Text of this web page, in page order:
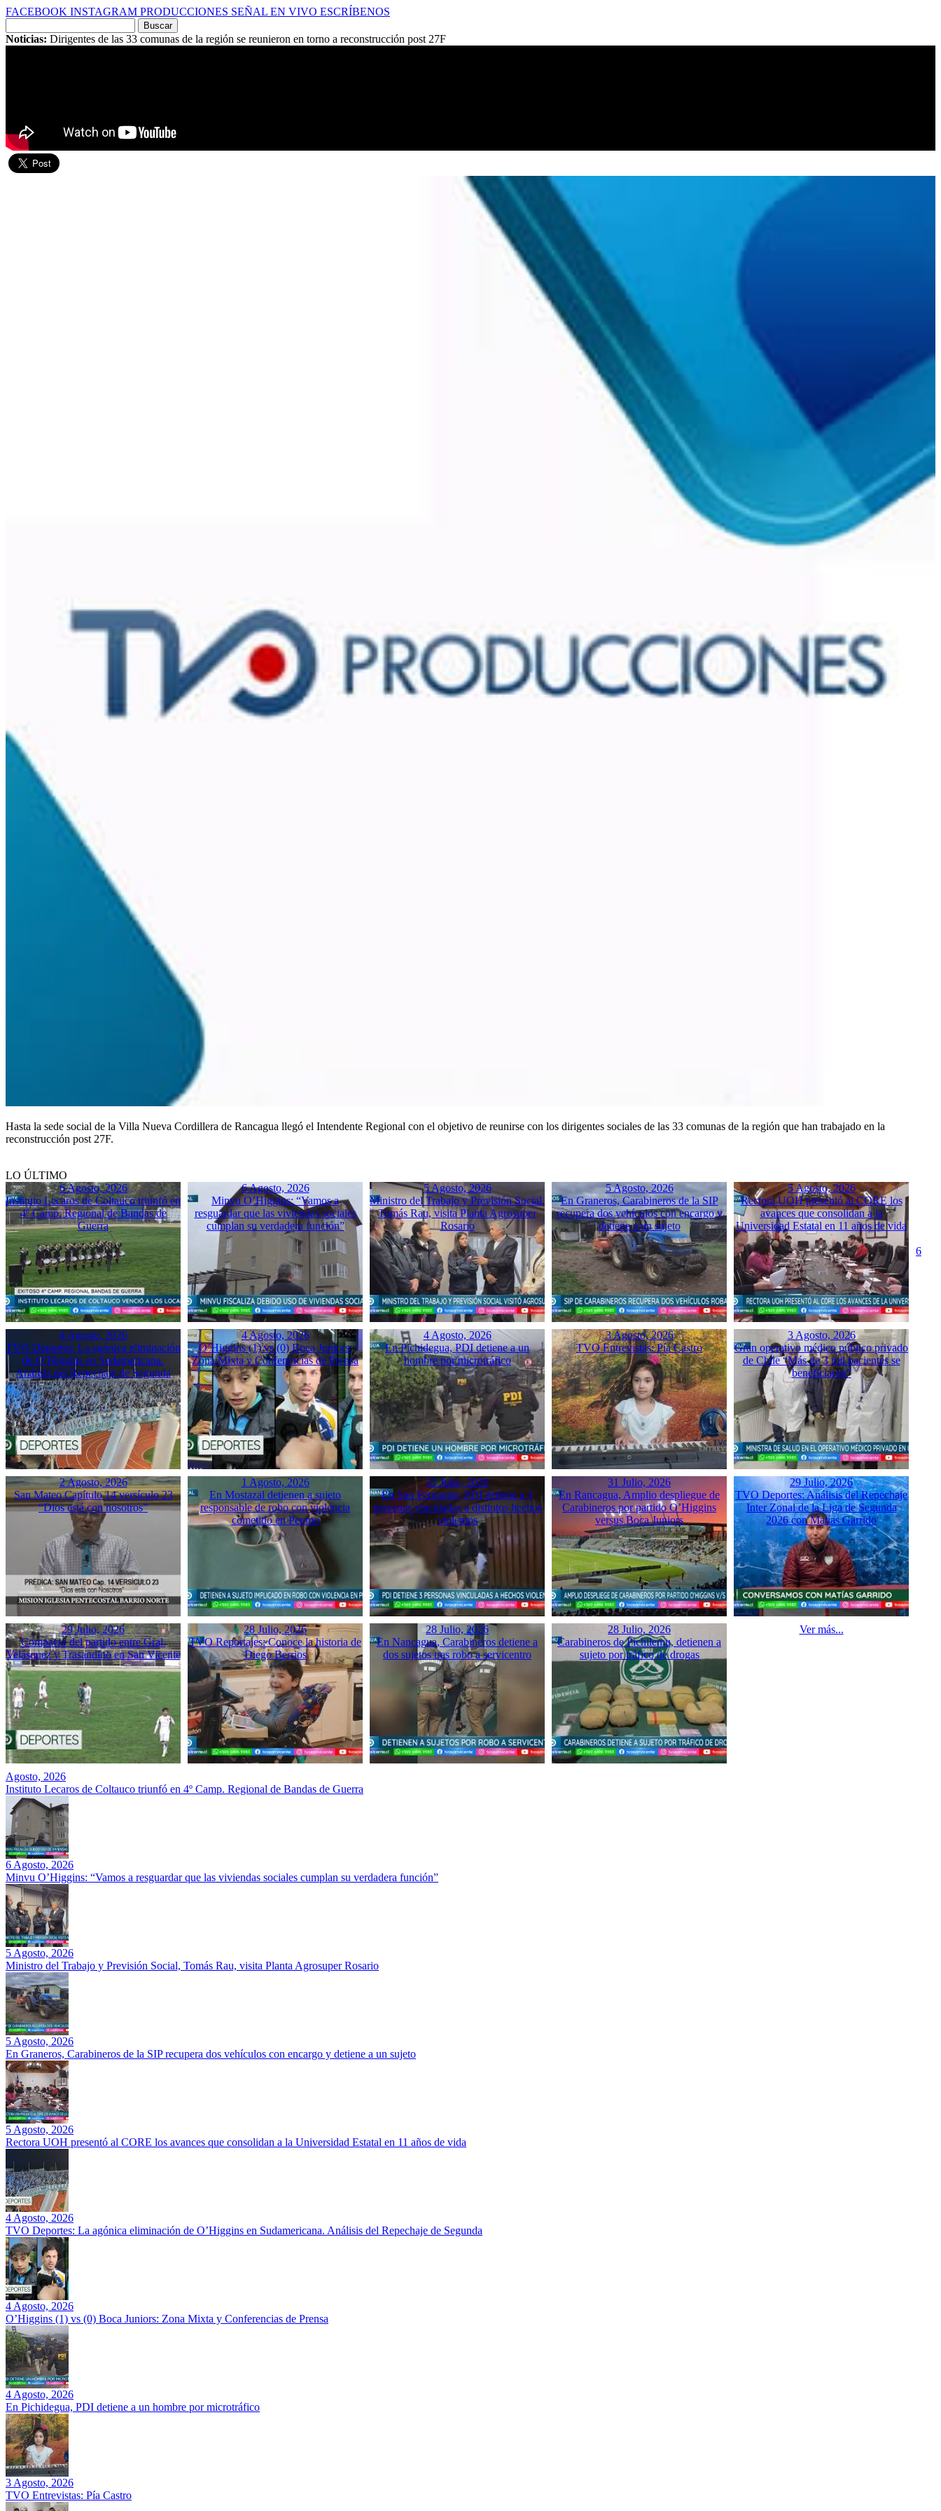
FACEBOOK INSTAGRAM PRODUCCIONES SEÑAL EN VIVO ESCRÍBENOS
por:
Noticias: Dirigentes de las 33 comunas de la región se reunieron en torno a reconstrucción post 27F
Hasta la sede social de la Villa Nueva Cordillera de Rancagua llegó el Intendente Regional con el objetivo de reunirse con los dirigentes sociales de las 33 comunas de la región que han trabajado en la
reconstrucción post 27F.
LO ÚLTIMO
6 Agosto, 2026
Instituto Lecaros de Coltauco triunfó en
4º Camp. Regional de Bandas de
Guerra
6 Agosto, 2026
Minvu O’Higgins: “Vamos a
resguardar que las viviendas sociales
cumplan su verdadera función”
5 Agosto, 2026
Ministro del Trabajo y Previsión Social,
Tomás Rau, visita Planta Agrosuper
Rosario
5 Agosto, 2026
En Graneros, Carabineros de la SIP
recupera dos vehículos con encargo y
detiene a un sujeto
5 Agosto, 2026
Rectora UOH presentó al CORE los
avances que consolidan a la
Universidad Estatal en 11 años de vida
4 Agosto, 2026
TVO Deportes: La agónica eliminación
de O’Higgins en Sudamericana.
Análisis del Repechaje de Segunda
4 Agosto, 2026
O’Higgins (1) vs (0) Boca Juniors:
Zona Mixta y Conferencias de Prensa
4 Agosto, 2026
En Pichidegua, PDI detiene a un
hombre por microtráfico
3 Agosto, 2026
TVO Entrevistas: Pía Castro
3 Agosto, 2026
Gran operativo médico público privado
de Chile “Más de 3 mil pacientes se
beneficiaron”
2 Agosto, 2026
San Mateo Capítulo 14 versículo 23
“Dios está con nosotros”
1 Agosto, 2026
En Mostazal detienen a sujeto
responsable de robo con violencia
cometido en Peumo
31 Julio, 2026
En San Fernando, PDI detiene a 3
personas vinculadas a distintos hechos
violentos
31 Julio, 2026
En Rancagua, Amplio despliegue de
Carabineros por partido O’Higgins
versus Boca Juniors
29 Julio, 2026
TVO Deportes: Análisis del Repechaje
Inter Zonal de la Liga de Segunda
2026 con Matías Garrido
29 Julio, 2026
Compacto del partido entre Gral.
Velásquez y Trasandino en San Vicente
28 Julio, 2026
TVO Reportajes: Conoce la historia de
Diego Berrios
28 Julio, 2026
En Nancagua, Carabineros detiene a
dos sujetos tras robo a servicentro
28 Julio, 2026
Carabineros de Pichilemu, detienen a
sujeto por tráfico de drogas
Ver más...
6
Agosto, 2026
Instituto Lecaros de Coltauco triunfó en 4º Camp. Regional de Bandas de Guerra
6 Agosto, 2026
Minvu O’Higgins: “Vamos a resguardar que las viviendas sociales cumplan su verdadera función”
5 Agosto, 2026
Ministro del Trabajo y Previsión Social, Tomás Rau, visita Planta Agrosuper Rosario
5 Agosto, 2026
En Graneros, Carabineros de la SIP recupera dos vehículos con encargo y detiene a un sujeto
5 Agosto, 2026
Rectora UOH presentó al CORE los avances que consolidan a la Universidad Estatal en 11 años de vida
4 Agosto, 2026
TVO Deportes: La agónica eliminación de O’Higgins en Sudamericana. Análisis del Repechaje de Segunda
4 Agosto, 2026
O’Higgins (1) vs (0) Boca Juniors: Zona Mixta y Conferencias de Prensa
4 Agosto, 2026
En Pichidegua, PDI detiene a un hombre por microtráfico
3 Agosto, 2026
TVO Entrevistas: Pía Castro